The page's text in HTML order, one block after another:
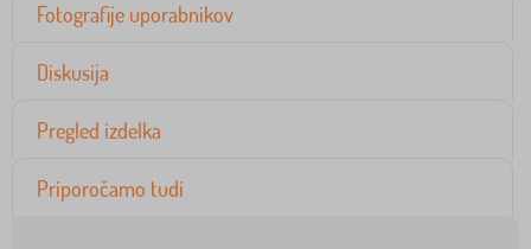
Fotografije uporabnikov
Diskusija
Pregled izdelka
Priporočamo tudi